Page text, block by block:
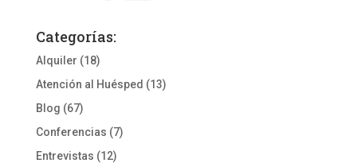
Categorías:
Alquiler (18)
Atención al Huésped (13)
Blog (67)
Conferencias (7)
Entrevistas (12)